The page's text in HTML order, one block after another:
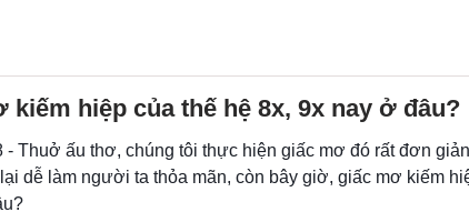
kiếm hiệp của thế hệ 8x, 9x nay ở đâu?
- Thuở ấu thơ, chúng tôi thực hiện giấc mơ đó rất đơn
dễ làm người ta thỏa mãn, còn bây giờ, giấc mơ kiếm